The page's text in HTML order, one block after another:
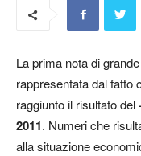
La prima nota di
rappresentata dal fatto
raggiunto il risultato del
2011. Numeri che
alla situazione